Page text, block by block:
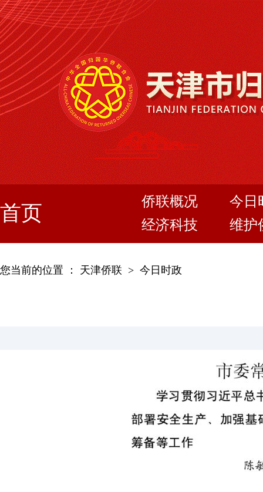
首页 侨联概况
今日
经济科技
维护
您当前的位置 ： 天津侨联 > 今日时政